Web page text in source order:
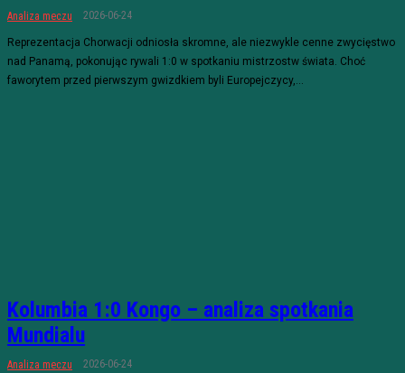
Analiza meczu 2026-06-24
Reprezentacja Chorwacji odniosła skromne, ale niezwykle cenne zwycięstwo
nad Panamą, pokonując rywali 1:0 w spotkaniu mistrzostw świata. Choć
faworytem przed pierwszym gwizdkiem byli Europejczycy,...
Kolumbia 1:0 Kongo – analiza spotkania
Mundialu
Analiza meczu 2026-06-24